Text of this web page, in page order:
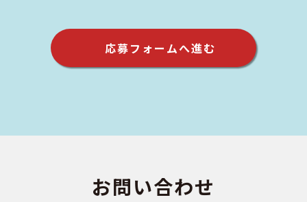
応募フォームへ進む
お問い合わせ